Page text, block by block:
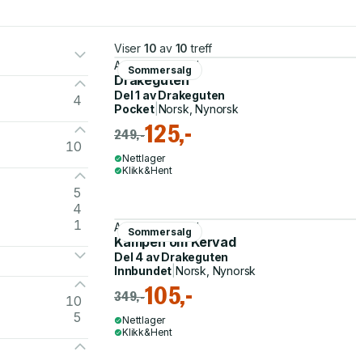
4
10
5
4
1
10
5
Viser 10 av 10 treff
Sommersalg
Asbjørn Rydland
Drakeguten
Del 1 avDrakeguten
Pocket| Norsk, Nynorsk
249,-125,-
Nettlager
Klikk&Hent
Sommersalg
Asbjørn Rydland
Kampen om Kervad
Del 4 avDrakeguten
Innbundet |Norsk, Nynorsk
349,-105,-
Nettlager
Klikk&Hent